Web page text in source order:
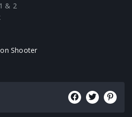
& 2
Shooter